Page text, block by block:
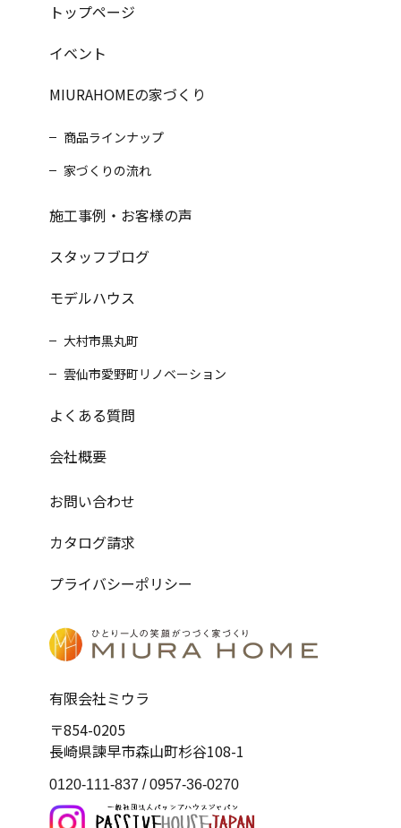
有限会社ミウラ
〒854-0205
長崎県諫早市森山町杉谷108-1
0120-111-837 /0957-36-0270
トップページ
イベント
MIURAHOMEの家づくり
商品ラインナップ
家づくりの流れ
施工事例・お客様の声
スタッフブログ
モデルハウス
大村市黒丸町
雲仙市愛野町リノベーション
よくある質問
会社概要
お問い合わせ
カタログ請求
プライバシーポリシー